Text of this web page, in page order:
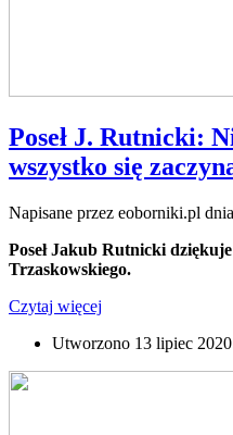
Poseł J. Rutnicki:
wszystko się
Napisane przez eoborniki.pl dnia
Poseł Jakub Rutnicki dziękuje
Trzaskowskiego.
Czytaj więcej
Utworzono 13 lipiec 2020